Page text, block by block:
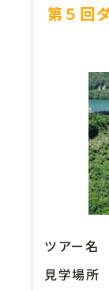
第５回
ツアー名
見学場所